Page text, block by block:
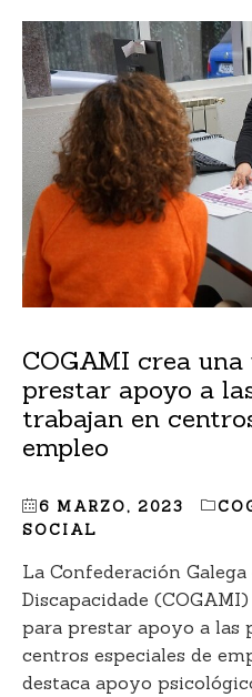
COGAMI crea
prestar apoyo a
trabajan en
empleo
6 MARZO, 2023
SOCIAL
La Confederación Galega
Discapacidade
para prestar apoyo a las
centros especiales de
destaca apoyo